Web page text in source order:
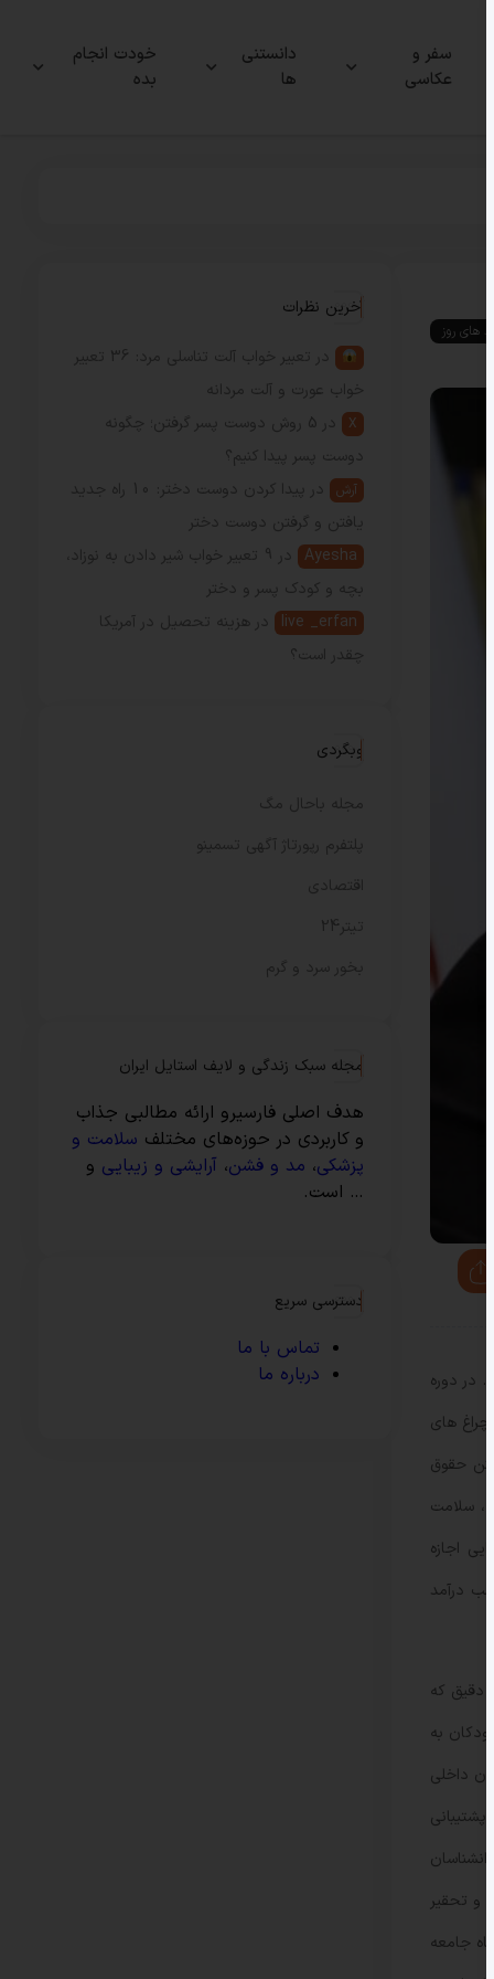
سفر و
عکاسی
دانستنی
ها
خودت انجام
بده
ترند های روز
در دوره
های
حقوق
، سلامت
اجازه
درآمد
دقیق که
به
داخلی
کار ، 1). روانشناسان توسط روانشناسان
و تحقیر
کودکان تأثیر می گذارد (مطالعات موسسه رفاه و توانبخشی ، 1). از دیدگاه جامعه
آخرین نظرات
در
تعبیر خواب آلت تناسلی مرد: 36 تعبیر
خواب عورت و آلت مردانه
X در
5 روش دوست پسر گرفتن؛ چگونه
دوست پسر پیدا کنیم؟
آرش در
پیدا کردن دوست دختر: 10 راه جدید
یافتن و گرفتن دوست دختر
Ayesha
در
9 تعبیر خواب شیر دادن به نوزاد،
بچه و کودک پسر و دختر
live _erfan
در
هزینه تحصیل در آمریکا
چقدر است؟
وبگردی
مجله باحال مگ
پلتفرم رپورتاژ آگهی تسمینو
اقتصادی
تیتر24
بخور سرد و گرم
مجله سبک زندگی و لایف استایل ایران
هدف اصلی فارسیرو ارائه مطالبی جذاب
و کاربردی در حوزه‌های مختلف سلامت و
پزشکی، مد و فشن، آرایشی و زیبایی و
… است.
دسترسی سریع
تماس با ما
درباره ما